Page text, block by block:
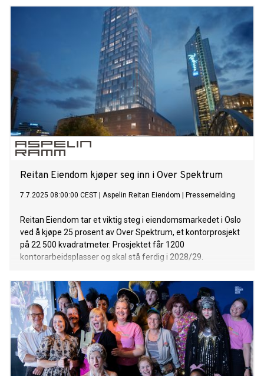
Reitan Eiendom kjøper seg inn i Over Spektrum
7.7.2025 08:00:00 CEST Aspelin Reitan Eiendom Pressemelding
Reitan Eiendom tar et viktig steg i eiendomsmarkedet i Oslo
ved å kjøpe 25 prosent av Over Spektrum, et kontorprosjekt
på 22 500 kvadratmeter. Prosjektet får 1200
kontorarbeidsplasser og skal stå ferdig i 2028/29.